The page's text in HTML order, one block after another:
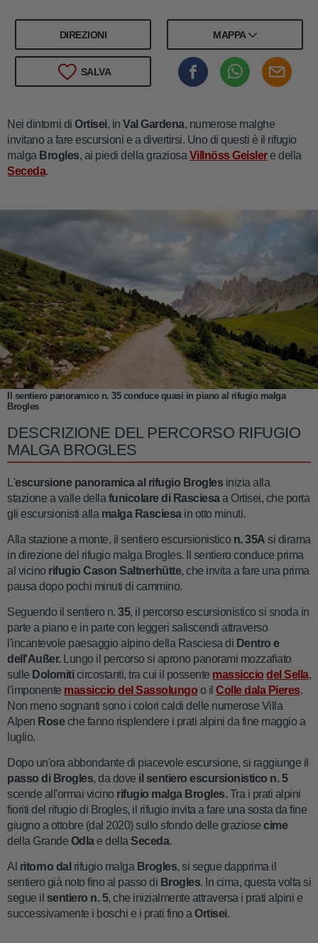
DIREZIONI MAPPA
SALVA
Nei dintorni di Ortisei, in Val Gardena, numerose malghe
invitano a fare escursioni e a divertirsi. Uno di questi è il rifugio
malga Brogles, ai piedi della graziosa Villnöss Geislere della
Seceda.
Il sentiero panoramico n. 35 conduce quasi in piano al rifugio malga
Brogles
DESCRIZIONE DEL PERCORSO RIFUGIO
MALGA BROGLES
L'escursione panoramica al rifugio Brogles inizia alla
stazione a valle della funicolare di Rasciesaa Ortisei, che porta
gli escursionisti alla malga Rasciesain otto minuti.
Alla stazione a monte, il sentiero escursionistico n. 35A si dirama
in direzione del rifugio malga Brogles. Il sentiero conduce prima
al vicino rifugio Cason Saltnerhütte, che invita a fare una prima
pausa dopo pochi minuti di cammino.
Seguendo il sentiero n. 35, il percorso escursionistico si snoda in
parte a piano e in parte con leggeri saliscendi attraverso
l'incantevole paesaggio alpino della Rasciesa di Dentro e
dell'Außer.Lungo il percorso si aprono panorami mozzafiato
sulle Dolomiticircostanti, tra cui il possente massiccio del Sella,
l'imponente massiccio del Sassolungo o il Colle dala Pieres.
Non meno sognanti sono i colori caldi delle numerose Villa
Alpen Roseche fanno risplendere i prati alpini da fine maggio a
luglio.
Dopo un'ora abbondante di piacevole escursione, si raggiunge il
passo di Brogles, da dove il sentiero escursionistico n. 5
scende all'ormai vicino rifugio malga Brogles.Tra i prati alpini
fioriti del rifugio di Brogles, il rifugio invita a fare una sosta da fine
giugno a ottobre (dal 2020) sullo sfondo delle graziose cime
della Grande Odlae della Seceda.
Al ritorno dal rifugio malga Brogles, si segue dapprima il
sentiero già noto fino al passo di Brogles. In cima, questa volta si
segue il sentiero n. 5, che inizialmente attraversa i prati alpini e
successivamente i boschi e i prati fino a Ortisei.